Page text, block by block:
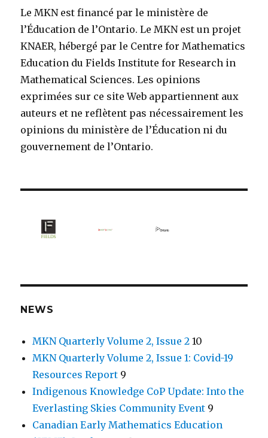
Le MKN est financé par le ministère de
l’Éducation de l’Ontario. Le MKN est un projet
KNAER, hébergé par le Centre for Mathematics
Education du Fields Institute for Research in
Mathematical Sciences. Les opinions
exprimées sur ce site Web appartiennent aux
auteurs et ne reflètent pas nécessairement les
opinions du ministère de l’Éducation ni du
gouvernement de l’Ontario.
NEWS
MKN Quarterly Volume 2, Issue 2 10
MKN Quarterly Volume 2, Issue 1: Covid-19
Resources Report 9
Indigenous Knowledge CoP Update: Into the
Everlasting Skies Community Event 9
Canadian Early Mathematics Education